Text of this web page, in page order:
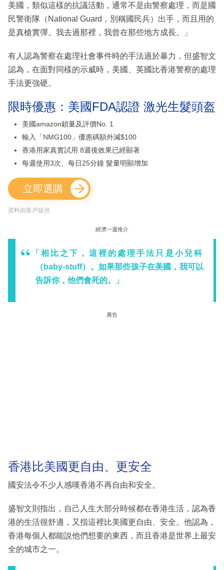
美國，類似這樣的抗議活動，通常不是由警察處理，而是國
民警衛隊（National Guard，別稱國民兵）出手，而且用的
是真槍實彈。我去過那裡，我曾在那些地方成長。」
有人認為警察在處理社會事件時的手法過於暴力，但盛智文
認為，在面對同樣的示威時，美國、英國比香港警察的處理
手法更強硬。
限時優惠：美國FDA認證 激光生髮頭盔
美國amazon鎖量及評價No. 1
輸入「NMG100」優惠碼額外減$100
香港用家真實試用 8週後效果已經顯著
每週使用3次、每日25分鐘 髮量明顯增加
立即選購
資料由客戶提供
經濟一週推介
「相比之下，這裡的處理手法只是小兒科
（baby-stuff）。如果那些孩子在美國，我可以
告訴你，他們會死的。」
廣告
香港比美國更自由、更安全
國安法令不少人感嘆香港不再自由和安全。
盛智文則指出，自己人生大部分時候都在香港生活，認為香
港的生活很舒適，又指這裡比美國更自由、安全。他認為，
香港每個人都能說他們想要的東西，而且香港是世界上最安
全的城市之一。